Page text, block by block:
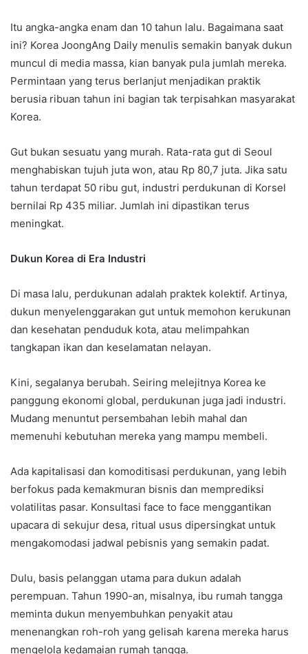
Itu angka-angka enam dan 10 tahun lalu. Bagaimana saat
ini? Korea JoongAng Daily menulis semakin banyak dukun
muncul di media massa, kian banyak pula jumlah mereka.
Permintaan yang terus berlanjut menjadikan praktik
berusia ribuan tahun ini bagian tak terpisahkan masyarakat
Korea.
Gut bukan sesuatu yang murah. Rata-rata gut di Seoul
menghabiskan tujuh juta won, atau Rp 80,7 juta. Jika satu
tahun terdapat 50 ribu gut, industri perdukunan di Korsel
bernilai Rp 435 miliar. Jumlah ini dipastikan terus
meningkat.
Dukun Korea di Era Industri
Di masa lalu, perdukunan adalah praktek kolektif. Artinya,
dukun menyelenggarakan gut untuk memohon kerukunan
dan kesehatan penduduk kota, atau melimpahkan
tangkapan ikan dan keselamatan nelayan.
Kini, segalanya berubah. Seiring melejitnya Korea ke
panggung ekonomi global, perdukunan juga jadi industri.
Mudang menuntut persembahan lebih mahal dan
memenuhi kebutuhan mereka yang mampu membeli.
Ada kapitalisasi dan komoditisasi perdukunan, yang lebih
berfokus pada kemakmuran bisnis dan memprediksi
volatilitas pasar. Konsultasi face to face menggantikan
upacara di sekujur desa, ritual usus dipersingkat untuk
mengakomodasi jadwal pebisnis yang semakin padat.
Dulu, basis pelanggan utama para dukun adalah
perempuan. Tahun 1990-an, misalnya, ibu rumah tangga
meminta dukun menyembuhkan penyakit atau
menenangkan roh-roh yang gelisah karena mereka harus
mengelola kedamaian rumah tangga.